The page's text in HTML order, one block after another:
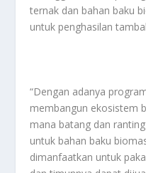
ternak dan bahan baku
untuk penghasilan
“Dengan adanya
membangun ekosistem
mana batang dan
untuk bahan baku
dimanfaatkan untuk